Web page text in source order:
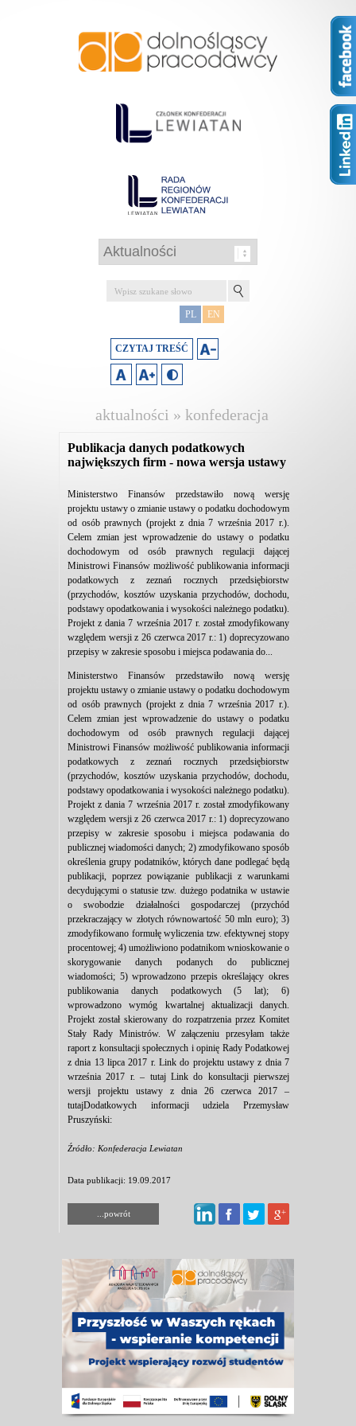
PL EN
CZYTAJ TREŚĆ
aktualności » konfederacja
Publikacja danych podatkowych
największych firm - nowa wersja ustawy
Ministerstwo Finansów przedstawiło nową wersję
projektu ustawy o zmianie ustawy o podatku dochodowym
od osób prawnych (projekt z dnia 7 września 2017 r.).
Celem zmian jest wprowadzenie do ustawy o podatku
dochodowym od osób prawnych regulacji dającej
Ministrowi Finansów możliwość publikowania informacji
podatkowych z zeznań rocznych przedsiębiorstw
(przychodów, kosztów uzyskania przychodów, dochodu,
podstawy opodatkowania i wysokości należnego podatku).
Projekt z dania 7 września 2017 r. został zmodyfikowany
względem wersji z 26 czerwca 2017 r.: 1) doprecyzowano
przepisy w zakresie sposobu i miejsca podawania do...
Ministerstwo Finansów przedstawiło nową wersję
projektu ustawy o zmianie ustawy o podatku dochodowym
od osób prawnych (projekt z dnia 7 września 2017 r.).
Celem zmian jest wprowadzenie do ustawy o podatku
dochodowym od osób prawnych regulacji dającej
Ministrowi Finansów możliwość publikowania informacji
podatkowych z zeznań rocznych przedsiębiorstw
(przychodów, kosztów uzyskania przychodów, dochodu,
podstawy opodatkowania i wysokości należnego podatku).
Projekt z dania 7 września 2017 r. został zmodyfikowany
względem wersji z 26 czerwca 2017 r.: 1) doprecyzowano
przepisy w zakresie sposobu i miejsca podawania do
publicznej wiadomości danych; 2) zmodyfikowano sposób
określenia grupy podatników, których dane podlegać będą
publikacji, poprzez powiązanie publikacji z warunkami
decydującymi o statusie tzw. dużego podatnika w ustawie
o swobodzie działalności gospodarczej (przychód
przekraczający w złotych równowartość 50 mln euro); 3)
zmodyfikowano formułę wyliczenia tzw. efektywnej stopy
procentowej; 4) umożliwiono podatnikom wnioskowanie o
skorygowanie danych podanych do publicznej
wiadomości; 5) wprowadzono przepis określający okres
publikowania danych podatkowych (5 lat); 6)
wprowadzono wymóg kwartalnej aktualizacji danych.
Projekt został skierowany do rozpatrzenia przez Komitet
Stały Rady Ministrów. W załączeniu przesyłam także
raport z konsultacji społecznych i opinię Rady Podatkowej
z dnia 13 lipca 2017 r. Link do projektu ustawy z dnia 7
września 2017 r. – tutaj Link do konsultacji pierwszej
wersji projektu ustawy z dnia 26 czerwca 2017 –
tutajDodatkowych informacji udziela Przemysław
Pruszyński:
Źródło: Konfederacja Lewiatan
Data publikacji: 19.09.2017
...powrót